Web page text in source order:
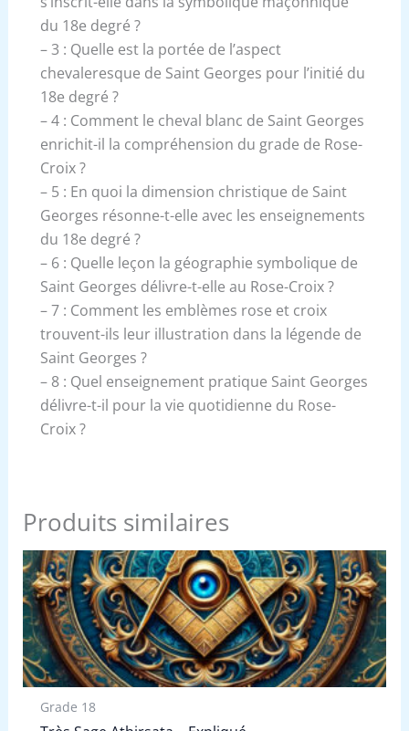
du 18e degré ?
– 3 : Quelle est la portée de l’aspect
chevaleresque de Saint Georges pour l’initié du
18e degré ?
– 4 : Comment le cheval blanc de Saint Georges
enrichit-il la compréhension du grade de Rose-
Croix ?
– 5 : En quoi la dimension christique de Saint
Georges résonne-t-elle avec les enseignements
du 18e degré ?
– 6 : Quelle leçon la géographie symbolique de
Saint Georges délivre-t-elle au Rose-Croix ?
– 7 : Comment les emblèmes rose et croix
trouvent-ils leur illustration dans la légende de
Saint Georges ?
– 8 : Quel enseignement pratique Saint Georges
délivre-t-il pour la vie quotidienne du Rose-
Croix ?
Produits similaires
Grade 18